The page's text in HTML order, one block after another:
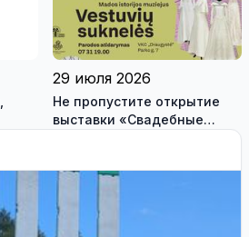
29 июля 2026
Не пропустите открытие
выставки «Свадебные
платья» и лекцию историка
Васильева!